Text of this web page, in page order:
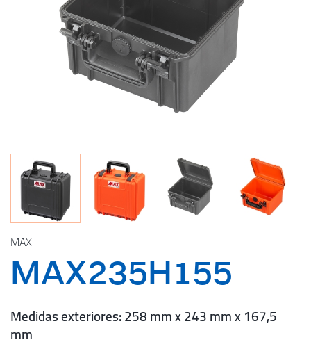
MAX
MAX235H155
Medidas exteriores: 258 mm x 243 mm x 167,5
mm